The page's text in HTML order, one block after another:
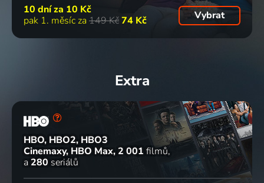
10 dní za 10 Kč
pak 1. měsíc za 149 Kč74 Kč Vybrat
Extra
HBO, HBO2, HBO3
Cinemaxy, HBO Max 2 001 filmů
a 280 seriálů